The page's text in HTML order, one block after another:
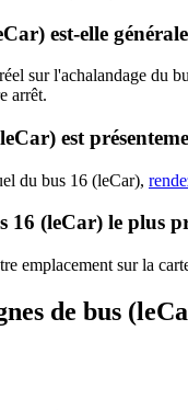
est-elle
sur l'achalandage du
arrêt.
est
du bus 16 (leCar),
16 (leCar) le plus
emplacement sur la
de bus